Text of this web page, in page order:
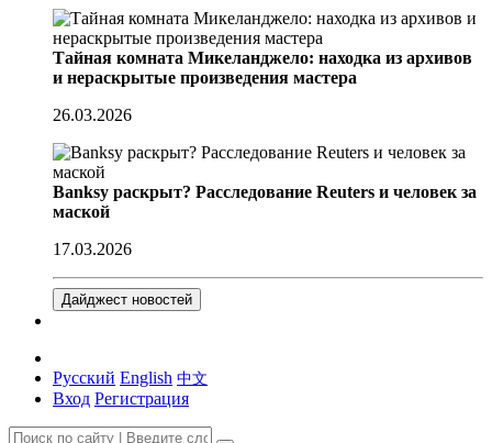
Тайная комната Микеланджело: находка из архивов
и нераскрытые произведения мастера
26.03.2026
Banksy раскрыт? Расследование Reuters и человек за
маской
17.03.2026
Дайджест новостей
Русский English 中文
Вход Регистрация